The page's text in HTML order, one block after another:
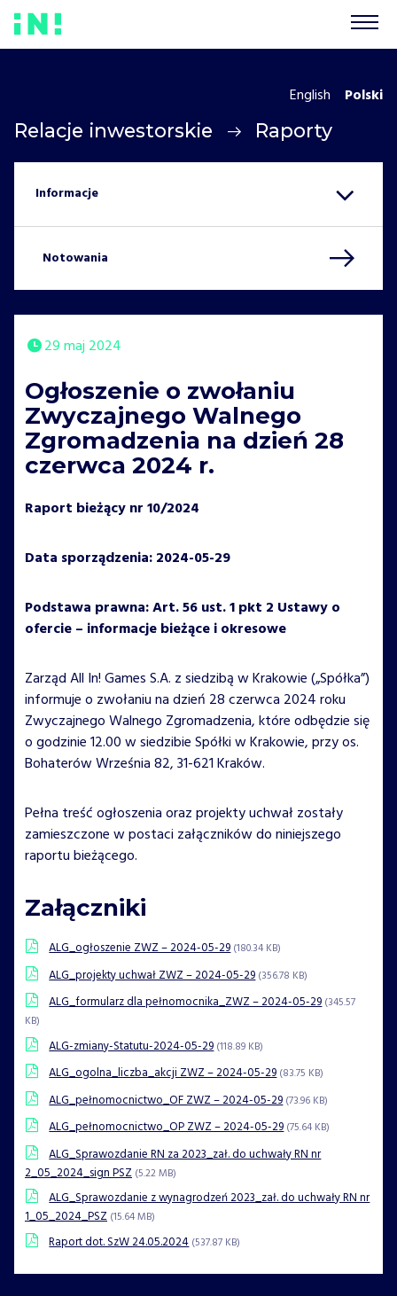
Relacje inwestorskie Raporty
English Polski
Notowania
29 maj 2024
Ogłoszenie o zwołaniu
Zwyczajnego Walnego
Zgromadzenia na dzień 28
czerwca 2024 r.
Raport bieżący nr 10/2024
Data sporządzenia: 2024-05-29
Podstawa prawna: Art. 56 ust. 1 pkt 2 Ustawy o
ofercie – informacje bieżące i okresowe
Zarząd All In! Games S.A. z siedzibą w Krakowie („Spółka”)
informuje o zwołaniu na dzień 28 czerwca 2024 roku
Zwyczajnego Walnego Zgromadzenia, które odbędzie się
o godzinie 12.00 w siedzibie Spółki w Krakowie, przy os.
Bohaterów Września 82, 31-621 Kraków.
Pełna treść ogłoszenia oraz projekty uchwał zostały
zamieszczone w postaci załączników do niniejszego
raportu bieżącego.
Załączniki
ALG_ogłoszenie ZWZ – 2024-05-29 (180.34 KB)
ALG_projekty uchwał ZWZ – 2024-05-29 (356.78 KB)
ALG_formularz dla pełnomocnika_ZWZ – 2024-05-29 (345.57
KB)
ALG-zmiany-Statutu-2024-05-29 (118.89 KB)
ALG_ogolna_liczba_akcji ZWZ – 2024-05-29 (83.75 KB)
ALG_pełnomocnictwo_OF ZWZ – 2024-05-29 (73.96 KB)
ALG_pełnomocnictwo_OP ZWZ – 2024-05-29 (75.64 KB)
ALG_Sprawozdanie RN za 2023_zał. do uchwały RN nr
2_05_2024_sign PSZ (5.22 MB)
ALG_Sprawozdanie z wynagrodzeń 2023_zał. do uchwały RN nr
1_05_2024_PSZ (15.64 MB)
Raport dot. SzW 24.05.2024 (537.87 KB)